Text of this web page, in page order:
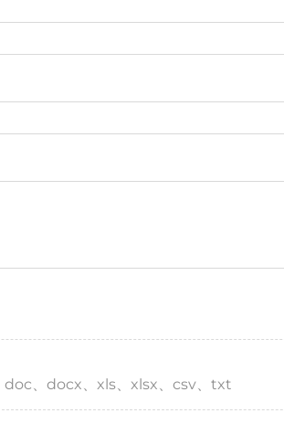
、docx、xls、xlsx、csv、txt